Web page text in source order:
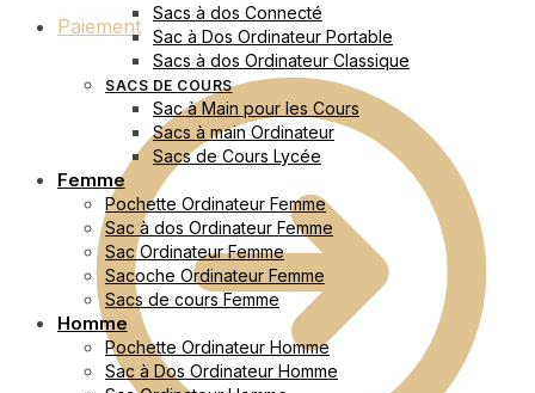
Paiement
Sacs à dos Connecté
Sac à Dos Ordinateur Portable
Sacs à dos Ordinateur Classique
SACS DE COURS
Sac à Main pour les Cours
Sacs à main Ordinateur
Sacs de Cours Lycée
Femme
Pochette Ordinateur Femme
Sac à dos Ordinateur Femme
Sac Ordinateur Femme
Sacoche Ordinateur Femme
Sacs de cours Femme
Homme
Pochette Ordinateur Homme
Sac à Dos Ordinateur Homme